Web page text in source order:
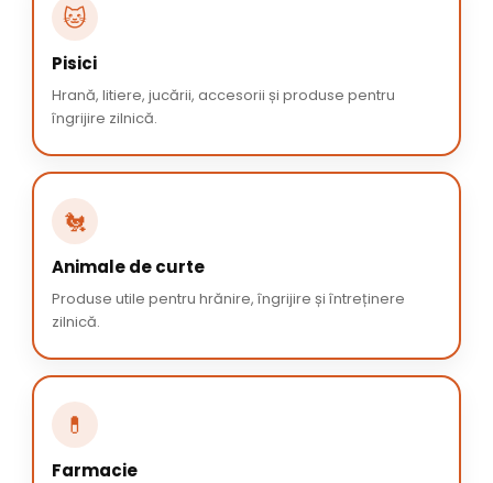
🐱
Pisici
Hrană, litiere, jucării, accesorii și produse pentru
îngrijire zilnică.
🐔
Animale de curte
Produse utile pentru hrănire, îngrijire și întreținere
zilnică.
💊
Farmacie